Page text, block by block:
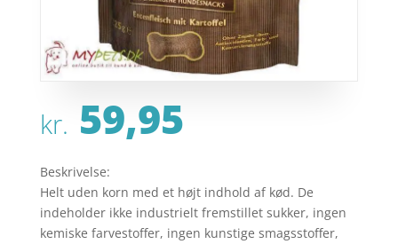
kr. 59,95
Beskrivelse:
Helt uden korn med et højt indhold af kød. De
indeholder ikke industrielt fremstillet sukker, ingen
kemiske farvestoffer, ingen kunstige smagsstoffer,